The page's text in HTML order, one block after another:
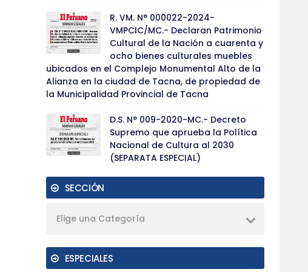
R. VM. N° 000022-2024-
VMPCIC/MC.- Declaran Patrimonio
Cultural de la Nación a cuarenta y
ocho bienes culturales muebles
ubicados en el Complejo Monumental Alto de la
Alianza en la ciudad de Tacna, de propiedad de
la Municipalidad Provincial de Tacna
D.S. N° 009-2020-MC.- Decreto
Supremo que aprueba la Política
Nacional de Cultura al 2030
(SEPARATA ESPECIAL)
SECCIÓN
Elige una Categoría
ESPECIALES